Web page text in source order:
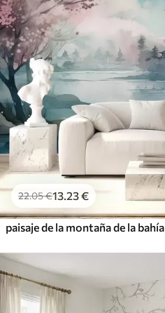
22.05€13.23€
paisaje de la montaña de la bahía